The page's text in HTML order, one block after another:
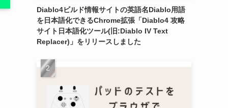
Diablo4ビルド情報サイトの英語名Diablo用語
を日本語化できるChrome拡張「Diablo4 攻略
サイト日本語化ツール(旧:Diablo IV Text
Replacer)」をリリースしました